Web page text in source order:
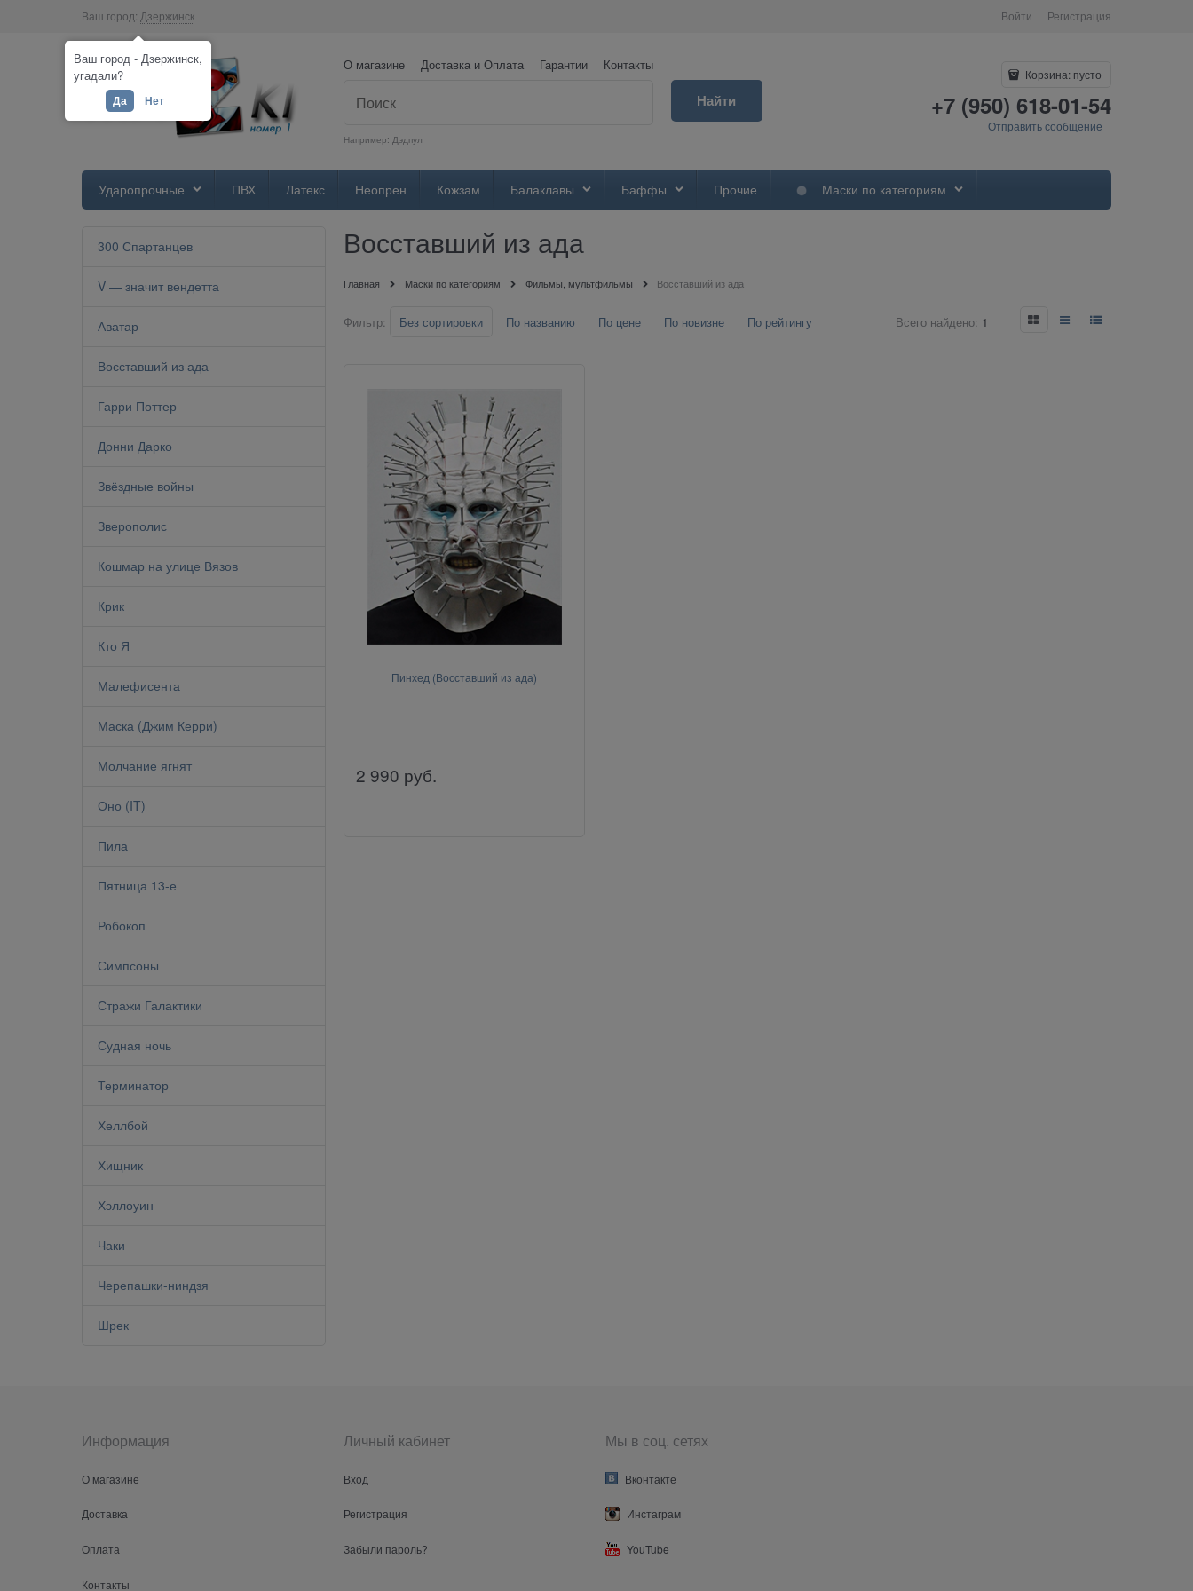
Ваш город: Дзержинск Войти Регистрация
О магазине Доставка и Оплата Гарантии Контакты
Например: Дэдпул
Найти
Корзина: пусто
+7 (950) 618-01-54
Отправить сообщение
Ударопрочные ПВХ Латекс Неопрен Кожзам Балаклавы Баффы Прочие Маски по категориям
300 Спартанцев
V — значит вендетта
Аватар
Восставший из ада
Гарри Поттер
Донни Дарко
Звёздные войны
Зверополис
Кошмар на улице Вязов
Крик
Кто Я
Малефисента
Маска (Джим Керри)
Молчание ягнят
Оно (IT)
Пила
Пятница 13-е
Робокоп
Симпсоны
Стражи Галактики
Судная ночь
Терминатор
Хеллбой
Хищник
Хэллоуин
Чаки
Черепашки-ниндзя
Шрек
Восставший из ада
Главная Маски по категориям Фильмы, мультфильмы Восставший из ада
Фильтр: Без сортировки По названию По цене По новизне По рейтингу Всего найдено: 1
Пинхед (Восставший из ада)
2 990 руб.
Информация
О магазине
Доставка
Оплата
Контакты
Личный кабинет
Вход
Регистрация
Забыли пароль?
Мы в соц. сетях
Вконтакте
Инстаграм
YouTube
Ваш город - Дзержинск,
угадали?
Да Нет